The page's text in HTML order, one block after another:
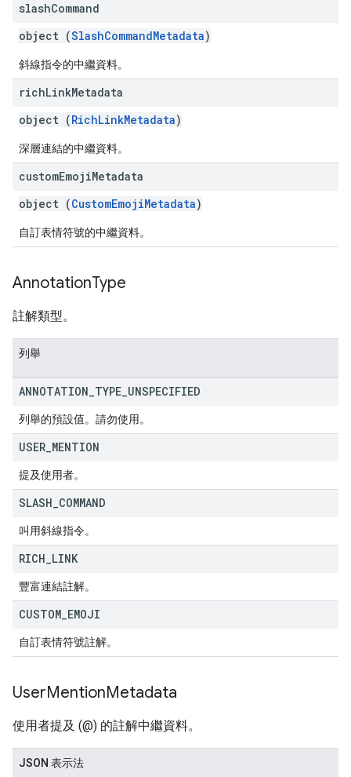
slashCommand
object (SlashCommandMetadata)
斜線指令的中繼資料。
richLinkMetadata
object (RichLinkMetadata)
深層連結的中繼資料。
customEmojiMetadata
object (CustomEmojiMetadata)
自訂表情符號的中繼資料。
AnnotationType
註解類型。
列舉
ANNOTATION TYPE UNSPECIFIED
列舉的預設值。請勿使用。
USER MENTION
提及使用者。
SLASH COMMAND
叫用斜線指令。
RICH LINK
豐富連結註解。
CUSTOM EMOJI
自訂表情符號註解。
UserMentionMetadata
使用者提及 (@) 的註解中繼資料。
JSON 表示法